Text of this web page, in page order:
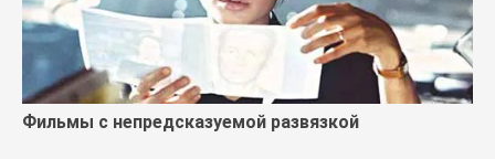
Фильмы с непредсказуемой развязкой